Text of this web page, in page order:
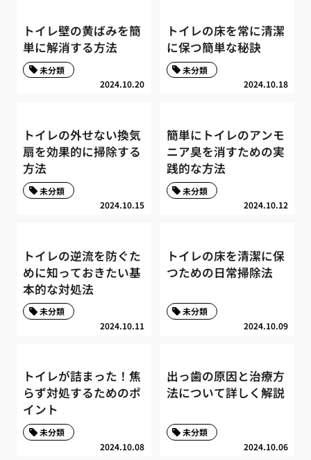
トイレ壁の黄ばみを簡
単に解消する方法
2024.10.20
未分類
トイレの床を常に清潔
に保つ簡単な秘訣
2024.10.18
未分類
トイレの外せない換気
扇を効果的に掃除する
方法
2024.10.15
未分類
簡単にトイレのアンモ
ニア臭を消すための実
践的な方法
2024.10.12
未分類
トイレの逆流を防ぐた
めに知っておきたい基
本的な対処法
2024.10.11
未分類
トイレの床を清潔に保
つための日常掃除法
2024.10.09
未分類
トイレが詰まった！焦
らず対処するためのポ
イント
2024.10.08
未分類
出っ歯の原因と治療方
法について詳しく解説
2024.10.06
未分類